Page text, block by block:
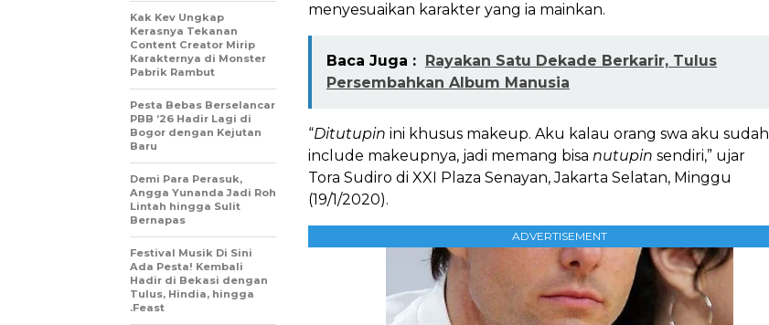
menyesuaikan karakter yang ia mainkan.
Baca Juga :
Rayakan Satu Dekade Berkarir, Tulus
Persembahkan Album Manusia
“Ditutupin ini khusus makeup. Aku kalau orang swa aku sudah
include makeupnya, jadi memang bisa nutupin sendiri,” ujar
Tora Sudiro di XXI Plaza Senayan, Jakarta Selatan, Minggu
(19/1/2020).
ADVERTISEMENT
Kak Kev Ungkap
Kerasnya Tekanan
Content Creator Mirip
Karakternya di Monster
Pabrik Rambut
Pesta Bebas Berselancar
PBB ’26 Hadir Lagi di
Bogor dengan Kejutan
Baru
Demi Para Perasuk,
Angga Yunanda Jadi Roh
Lintah hingga Sulit
Bernapas
Festival Musik Di Sini
Ada Pesta! Kembali
Hadir di Bekasi dengan
Tulus, Hindia, hingga
.Feast